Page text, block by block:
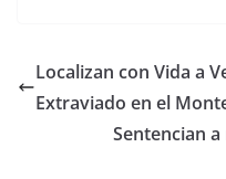
Localizan con Vida a
Extraviado en el
Sentencian